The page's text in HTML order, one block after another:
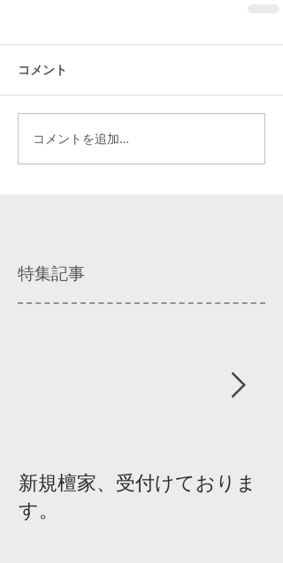
コメント
コメントを追加…
特集記事
新規檀家、受付けておりま
す。